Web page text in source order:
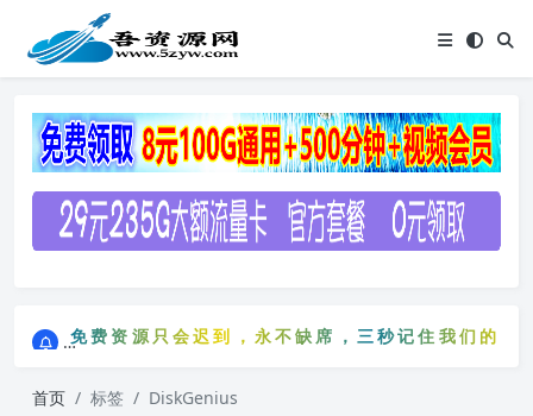
免费资源只会迟到，永不缺席，三秒记住我们的
免费资源只会迟到，永不缺席，三秒记住我们的
首页 标签 DiskGenius